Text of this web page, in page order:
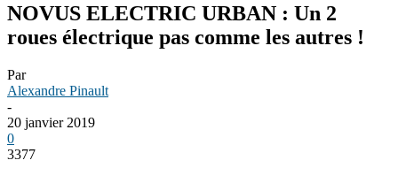
NOVUS ELECTRIC URBAN : Un 2
roues électrique pas comme les autres !
Par
Alexandre Pinault
-
20 janvier 2019
0
3377